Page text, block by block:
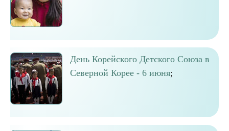
День Корейского Детского Союза в
Северной Корее - 6 июня;